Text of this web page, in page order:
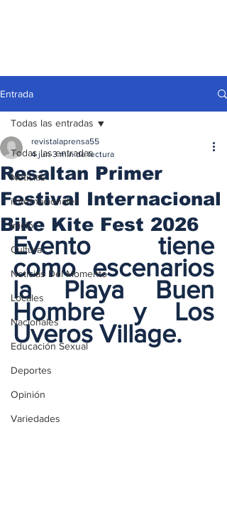
Entrada
Todas las entradas
Noticias
iInternacionales
Inicio
Cultura
Noticias Del Momento
Locales
Nacionales
Educación Sexual
Deportes
Opinión
Variedades
Todas las entradas
Resaltan Primer
Festival Internacional
Bike Kite Fest 2026
revistalaprensa55
4 jun 3 min de lectura
Evento tiene
como escenarios
la Playa Buen
Hombre y Los
Uveros Village.